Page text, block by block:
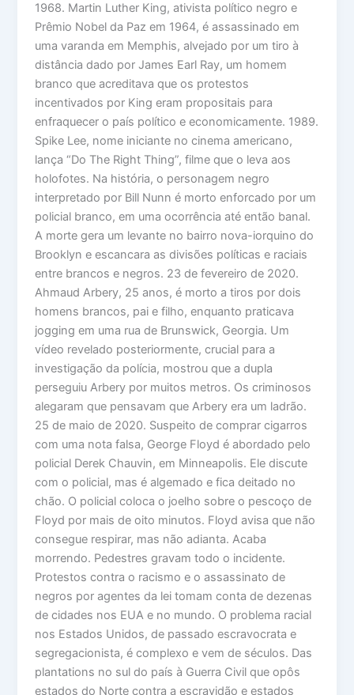
1968. Martin Luther King, ativista político negro e
Prêmio Nobel da Paz em 1964, é assassinado em
uma varanda em Memphis, alvejado por um tiro à
distância dado por James Earl Ray, um homem
branco que acreditava que os protestos
incentivados por King eram propositais para
enfraquecer o país político e economicamente. 1989.
Spike Lee, nome iniciante no cinema americano,
lança “Do The Right Thing”, filme que o leva aos
holofotes. Na história, o personagem negro
interpretado por Bill Nunn é morto enforcado por um
policial branco, em uma ocorrência até então banal.
A morte gera um levante no bairro nova-iorquino do
Brooklyn e escancara as divisões políticas e raciais
entre brancos e negros. 23 de fevereiro de 2020.
Ahmaud Arbery, 25 anos, é morto a tiros por dois
homens brancos, pai e filho, enquanto praticava
jogging em uma rua de Brunswick, Georgia. Um
vídeo revelado posteriormente, crucial para a
investigação da polícia, mostrou que a dupla
perseguiu Arbery por muitos metros. Os criminosos
alegaram que pensavam que Arbery era um ladrão.
25 de maio de 2020. Suspeito de comprar cigarros
com uma nota falsa, George Floyd é abordado pelo
policial Derek Chauvin, em Minneapolis. Ele discute
com o policial, mas é algemado e fica deitado no
chão. O policial coloca o joelho sobre o pescoço de
Floyd por mais de oito minutos. Floyd avisa que não
consegue respirar, mas não adianta. Acaba
morrendo. Pedestres gravam todo o incidente.
Protestos contra o racismo e o assassinato de
negros por agentes da lei tomam conta de dezenas
de cidades nos EUA e no mundo. O problema racial
nos Estados Unidos, de passado escravocrata e
segregacionista, é complexo e vem de séculos. Das
plantations no sul do país à Guerra Civil que opôs
estados do Norte contra a escravidão e estados